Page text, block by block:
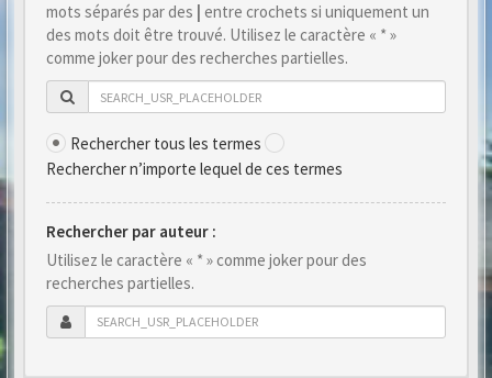
mots séparés par des | entre crochets si uniquement un
des mots doit être trouvé. Utilisez le caractère « * »
comme joker pour des recherches partielles.
Rechercher tous les termes
Rechercher n’importe lequel de ces termes
Rechercher par auteur :
Utilisez le caractère « * » comme joker pour des
recherches partielles.